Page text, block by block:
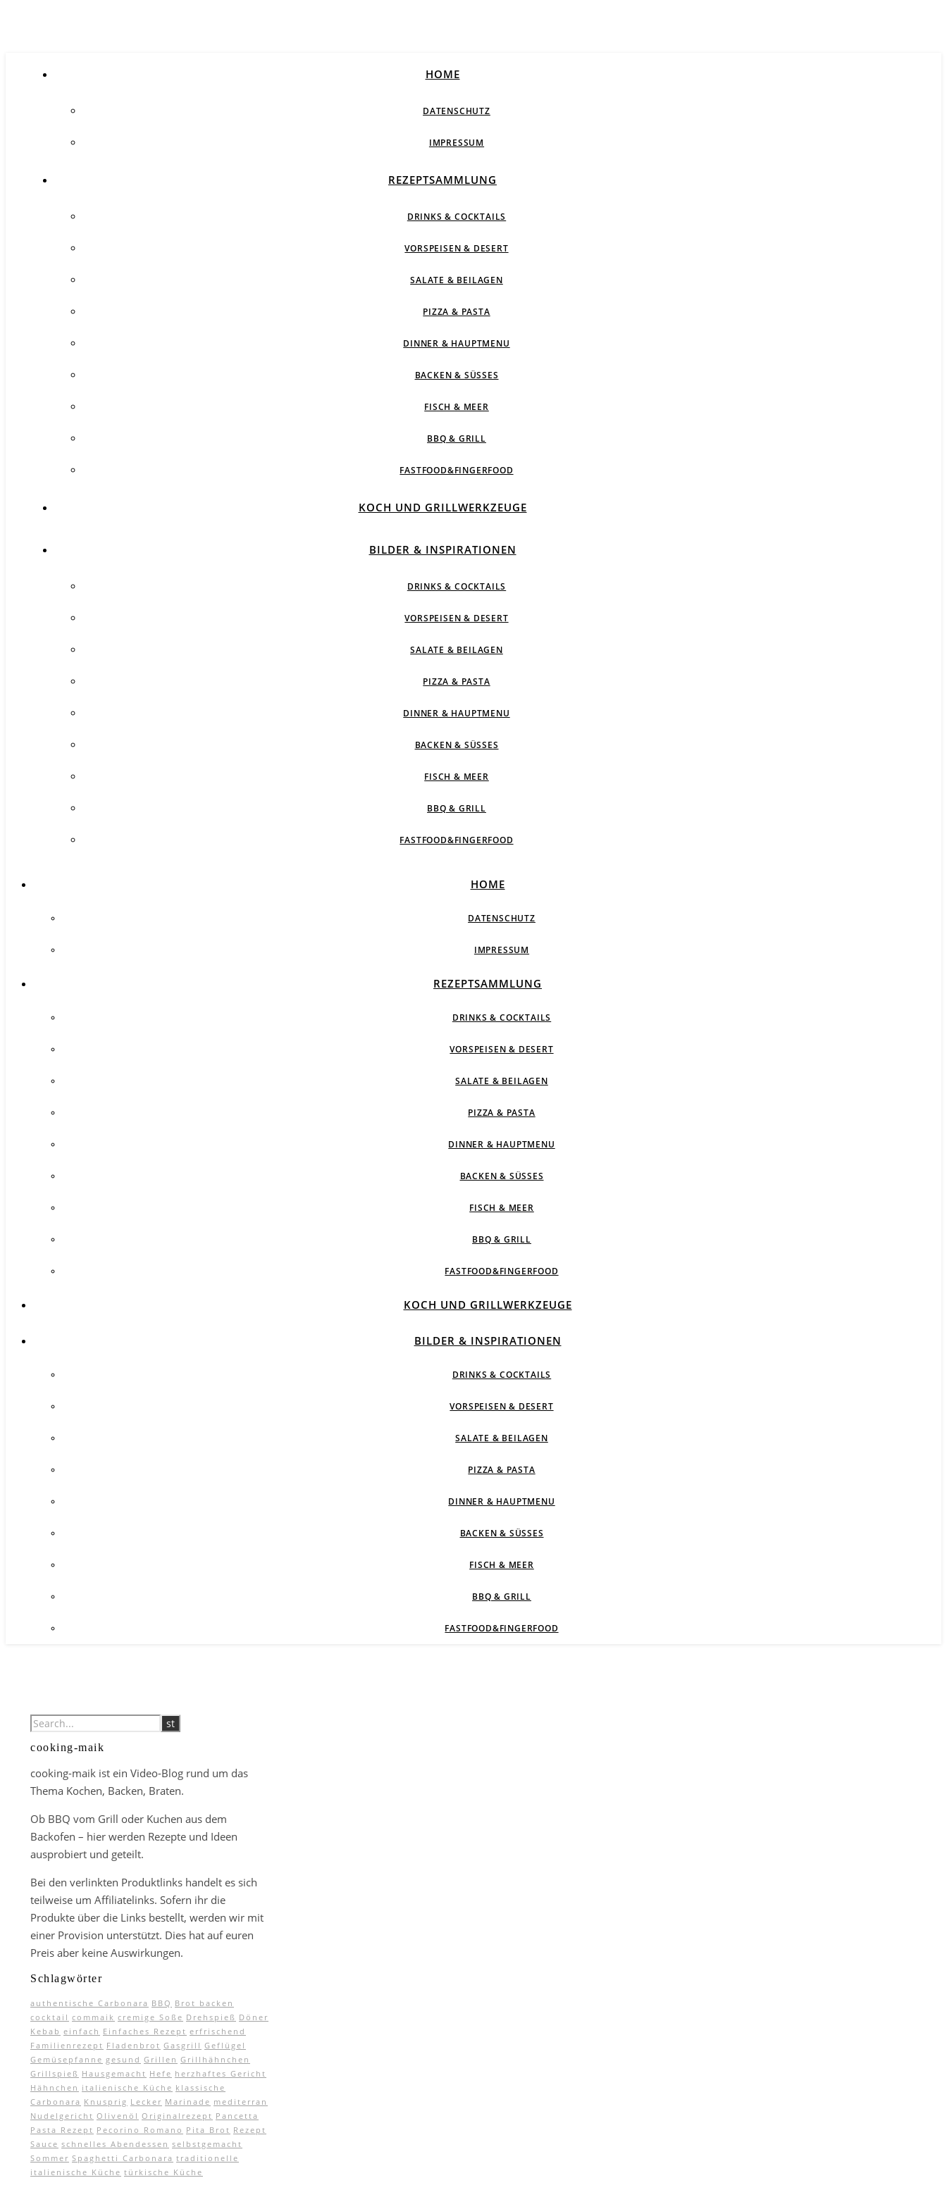
HOME
DATENSCHUTZ
IMPRESSUM
REZEPTSAMMLUNG
DRINKS & COCKTAILS
VORSPEISEN & DESERT
SALATE & BEILAGEN
PIZZA & PASTA
DINNER & HAUPTMENU
BACKEN & SÜSSES
FISCH & MEER
BBQ & GRILL
FASTFOOD&FINGERFOOD
KOCH UND GRILLWERKZEUGE
BILDER & INSPIRATIONEN
DRINKS & COCKTAILS
VORSPEISEN & DESERT
SALATE & BEILAGEN
PIZZA & PASTA
DINNER & HAUPTMENU
BACKEN & SÜSSES
FISCH & MEER
BBQ & GRILL
FASTFOOD&FINGERFOOD
HOME
DATENSCHUTZ
IMPRESSUM
REZEPTSAMMLUNG
DRINKS & COCKTAILS
VORSPEISEN & DESERT
SALATE & BEILAGEN
PIZZA & PASTA
DINNER & HAUPTMENU
BACKEN & SÜSSES
FISCH & MEER
BBQ & GRILL
FASTFOOD&FINGERFOOD
KOCH UND GRILLWERKZEUGE
BILDER & INSPIRATIONEN
DRINKS & COCKTAILS
VORSPEISEN & DESERT
SALATE & BEILAGEN
PIZZA & PASTA
DINNER & HAUPTMENU
BACKEN & SÜSSES
FISCH & MEER
BBQ & GRILL
FASTFOOD&FINGERFOOD
cooking-maik
cooking-maik ist ein Video-Blog rund um das
Thema Kochen, Backen, Braten.
Ob BBQ vom Grill oder Kuchen aus dem
Backofen – hier werden Rezepte und Ideen
ausprobiert und geteilt.
Bei den verlinkten Produktlinks handelt es sich
teilweise um Affiliatelinks. Sofern ihr die
Produkte über die Links bestellt, werden wir mit
einer Provision unterstützt. Dies hat auf euren
Preis aber keine Auswirkungen.
Schlagwörter
authentische Carbonara BBQ Brot backen
cocktail commaik cremige Soße Drehspieß Döner
Kebab einfach Einfaches Rezept erfrischend
Familienrezept Fladenbrot Gasgrill Geflügel
Gemüsepfanne gesund Grillen Grillhähnchen
Grillspieß Hausgemacht Hefe herzhaftes Gericht
Hähnchen italienische Küche klassische
Carbonara Knusprig Lecker Marinade mediterran
Nudelgericht Olivenöl Originalrezept Pancetta
Pasta Rezept Pecorino Romano Pita Brot Rezept
Sauce schnelles Abendessen selbstgemacht
Sommer Spaghetti Carbonara traditionelle
italienische Küche türkische Küche